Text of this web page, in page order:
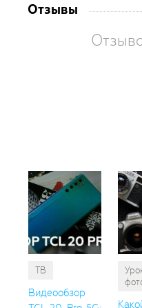
Отзывы
ТВ
Видеообзор